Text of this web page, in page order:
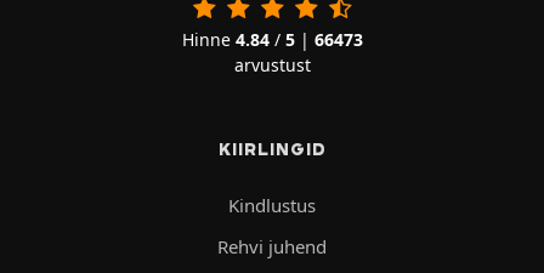
Hinne 4.84/ 5| 66473
arvustust
KIIRLINGID
Kindlustus
Rehvi juhend